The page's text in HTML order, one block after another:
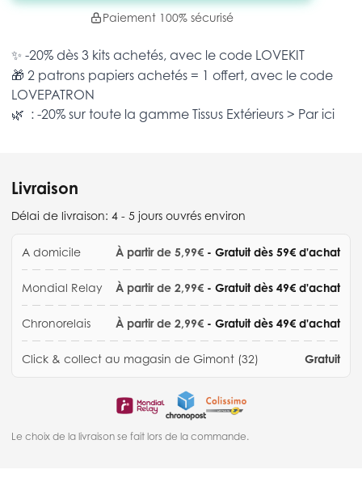
Paiement 100% sécurisé
✨ -20% dès 3 kits achetés, avec le code LOVEKIT
🎁 2 patrons papiers achetés = 1 offert, avec le code
LOVEPATRON
🌿 : -20% sur toute la gamme Tissus Extérieurs > Par ici
Livraison
Délai de livraison: 4 - 5 jours ouvrés environ
A domicile À partir de 5,99€ - Gratuit dès 59€ d'achat
Mondial Relay À partir de 2,99€ - Gratuit dès 49€ d'achat
Chronorelais À partir de 2,99€ - Gratuit dès 49€ d'achat
Click & collect au magasin de Gimont (32) Gratuit
Le choix de la livraison se fait lors de la commande.